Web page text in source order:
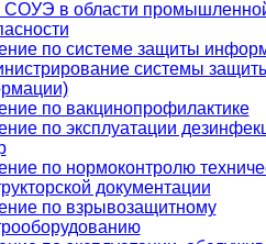
в области
по системе защиты
системы
по вакцинопрофилактике
по эксплуатации
по нормоконтролю
документации
по взрывозащитному